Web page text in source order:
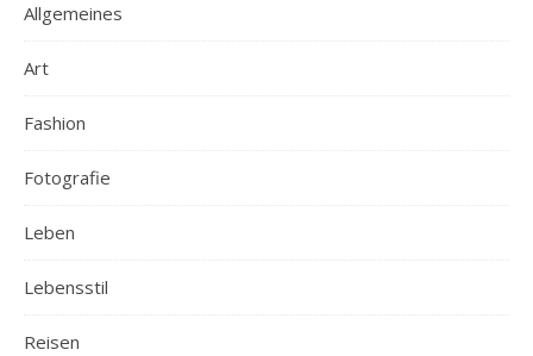
Allgemeines
Art
Fashion
Fotografie
Leben
Lebensstil
Reisen